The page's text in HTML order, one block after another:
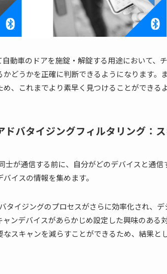
動車のドアを施錠・解錠する用途において、
どうかを正確に判断できるようになります。
、これまでより素早く見つけることができる
ドバタイジングフィルタリング：
が通信する前に、自分がどのデバイスと通信
イスの情報を集めます。
イジングのプロセスがさらに効率化され、
ンデバイスがあらかじめ設定した興味のある
なスキャンを減らすことができるため、結果